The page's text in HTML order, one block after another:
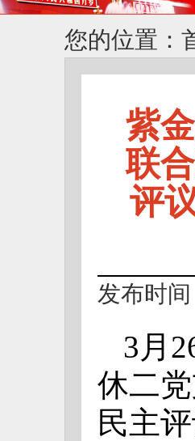
您的位置：
紫
联
评
发布时间
3月
休二
民主